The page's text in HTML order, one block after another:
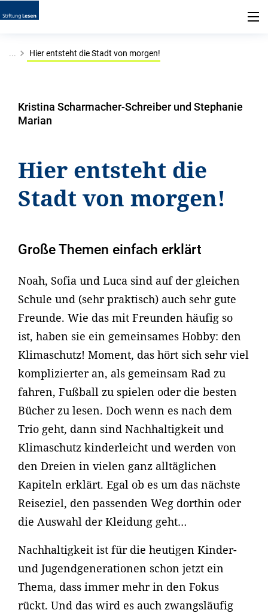
... Hier entsteht die Stadt von morgen!
Kristina Scharmacher-Schreiber und Stephanie
Marian
Hier entsteht die
Stadt von morgen!
Große Themen einfach erklärt
Noah, Sofia und Luca sind auf der gleichen
Schule und (sehr praktisch) auch sehr gute
Freunde. Wie das mit Freunden häufig so
ist, haben sie ein gemeinsames Hobby: den
Klimaschutz! Moment, das hört sich sehr viel
komplizierter an, als gemeinsam Rad zu
fahren, Fußball zu spielen oder die besten
Bücher zu lesen. Doch wenn es nach dem
Trio geht, dann sind Nachhaltigkeit und
Klimaschutz kinderleicht und werden von
den Dreien in vielen ganz alltäglichen
Kapiteln erklärt. Egal ob es um das nächste
Reiseziel, den passenden Weg dorthin oder
die Auswahl der Kleidung geht…
Nachhaltigkeit ist für die heutigen Kinder-
und Jugendgenerationen schon jetzt ein
Thema, dass immer mehr in den Fokus
rückt. Und das wird es auch zwangsläufig